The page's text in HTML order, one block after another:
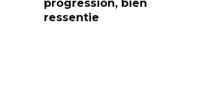
progression, bien
ressentie